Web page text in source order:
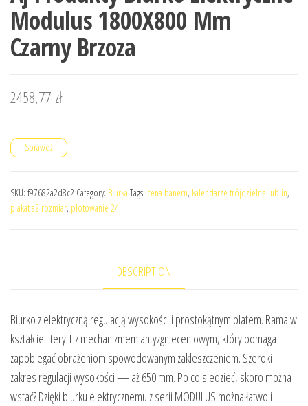
Modulus 1800X800 Mm
Czarny Brzoza
2458,77 zł
Sprawdź
SKU: f97682a2d8c2 Category: Biurka Tags: cena baneru, kalendarze trójdzielne lublin,
plakat a2 rozmiar, plotowanie 24
DESCRIPTION
Biurko z elektryczną regulacją wysokości i prostokątnym blatem. Rama w
kształcie litery T z mechanizmem antyzgnieceniowym, który pomaga
zapobiegać obrażeniom spowodowanym zakleszczeniem. Szeroki
zakres regulacji wysokości — aż 650 mm. Po co siedzieć, skoro można
wstać? Dzięki biurku elektrycznemu z serii MODULUS można łatwo i